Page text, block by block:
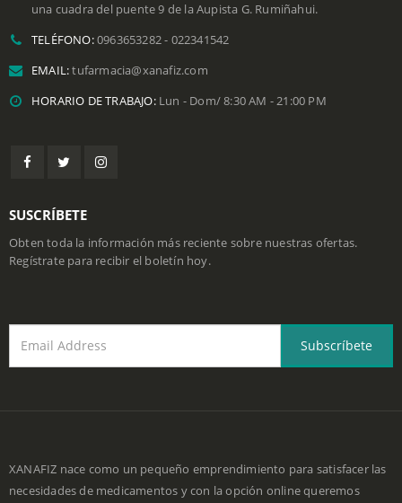
una cuadra del puente 9 de la Aupista G. Rumiñahui.
TELÉFONO:0963653282 - 022341542
EMAIL: tufarmacia@xanafiz.com
HORARIO DE TRABAJO: Lun - Dom/ 8:30 AM - 21:00 PM
SUSCRÍBETE
Obten toda la información más reciente sobre nuestras ofertas.
Regístrate para recibir el boletín hoy.
XANAFIZ nace como un pequeño emprendimiento para satisfacer las
necesidades de medicamentos y con la opción online queremos